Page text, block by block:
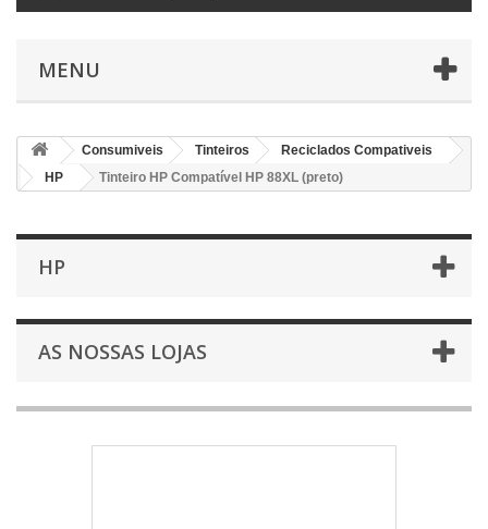
MENU
Consumiveis Tinteiros
Reciclados Compativeis
HP
Tinteiro HP Compatível HP 88XL (preto)
HP
AS NOSSAS LOJAS